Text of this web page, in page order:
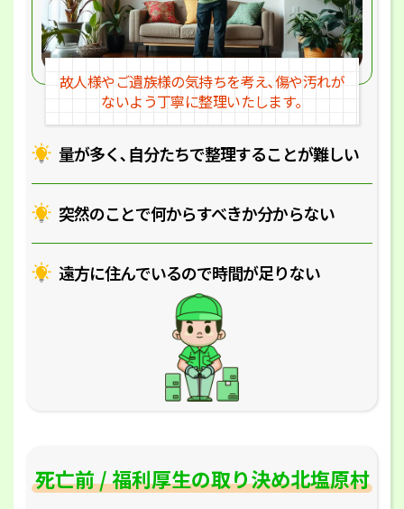
量が多く､自分たちで整理することが難しい
突然のことで何からすべきか分からない
遠方に住んでいるので時間が足りない
故人様やご遺族様の気持ちを考え､傷や汚れが
ないよう丁寧に整理いたします｡
死亡前 / 福利厚生の取り決め北塩原村